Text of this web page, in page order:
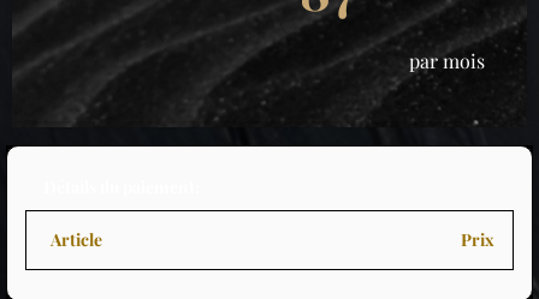
par mois
Article Prix